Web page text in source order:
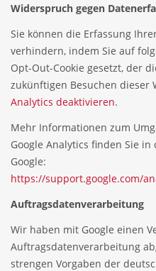
Widerspruch gegen
Sie können die Erfassung
verhindern, indem Sie auf
Opt-Out-Cookie gesetzt, der
zukünftigen Besuchen dieser
Analytics deaktivieren.
Mehr Informationen zum
Google Analytics finden Sie
Google:
https://support.google.com/
Auftragsdatenverarbeitung
Wir haben mit Google einen
Auftragsdatenverarbeitung
strengen Vorgaben der